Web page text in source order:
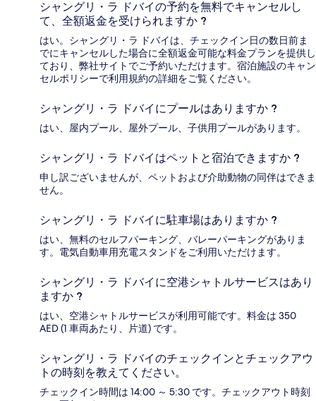
シャングリ・ラ ドバイの予約を無料でキャンセルし
て、全額返金を受けられますか ?
はい。シャングリ・ラ ドバイは、チェックイン日の数日前ま
でにキャンセルした場合に全額返金可能な料金プランを提供し
ており、弊社サイトでご予約いただけます。宿泊施設のキャン
セルポリシーで利用規約の詳細をご覧ください。
シャングリ・ラ ドバイにプールはありますか ?
はい、屋内プール、屋外プール、子供用プールがあります。
シャングリ・ラ ドバイはペットと宿泊できますか ?
申し訳ございませんが、ペットおよび介助動物の同伴はできま
せん。
シャングリ・ラ ドバイに駐車場はありますか ?
はい、無料のセルフパーキング、バレーパーキングがありま
す。電気自動車用充電スタンドをご利用いただけます。
シャングリ・ラ ドバイに空港シャトルサービスはあり
ますか ?
はい、空港シャトルサービスが利用可能です。料金は 350
AED (1 車両あたり、片道) です。
シャングリ・ラ ドバイのチェックインとチェックアウ
トの時刻を教えてください。
チェックイン時間は 14:00 ～ 5:30 です。チェックアウト時刻